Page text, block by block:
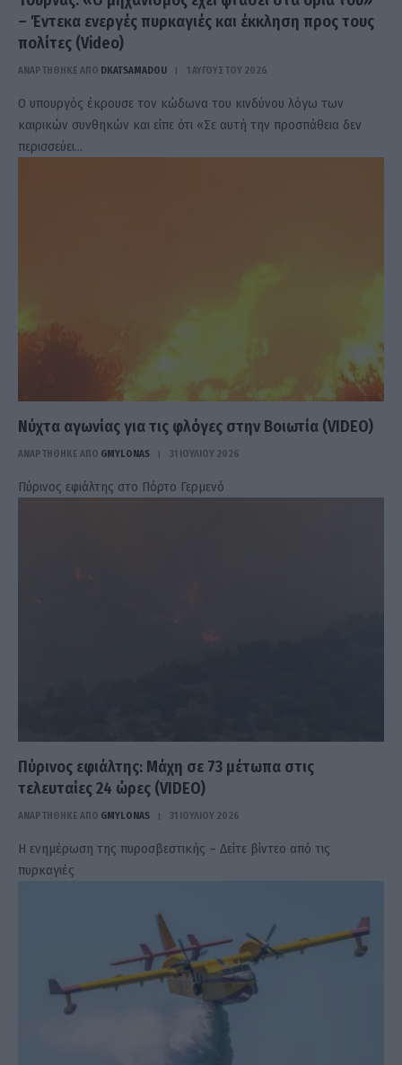
– Έντεκα ενεργές πυρκαγιές και έκκληση προς τους
πολίτες (Video)
ΑΝΑΡΤΗΘΗΚΕ ΑΠΟ DKATSAMADOU 1 ΑΥΓΟΎΣΤΟΥ 2026
Ο υπουργός έκρουσε τον κώδωνα του κινδύνου λόγω των
καιρικών συνθηκών και είπε ότι «Σε αυτή την προσπάθεια δεν
περισσεύει…
Νύχτα αγωνίας για τις φλόγες στην Βοιωτία (VIDEO)
ΑΝΑΡΤΗΘΗΚΕ ΑΠΟ GMYLONAS 31 ΙΟΥΛΊΟΥ 2026
Πύρινος εφιάλτης στο Πόρτο Γερμενό
Πύρινος εφιάλτης: Μάχη σε 73 μέτωπα στις
τελευταίες 24 ώρες (VIDEO)
ΑΝΑΡΤΗΘΗΚΕ ΑΠΟ GMYLONAS 31 ΙΟΥΛΊΟΥ 2026
Η ενημέρωση της πυροσβεστικής – Δείτε βίντεο από τις
πυρκαγιές